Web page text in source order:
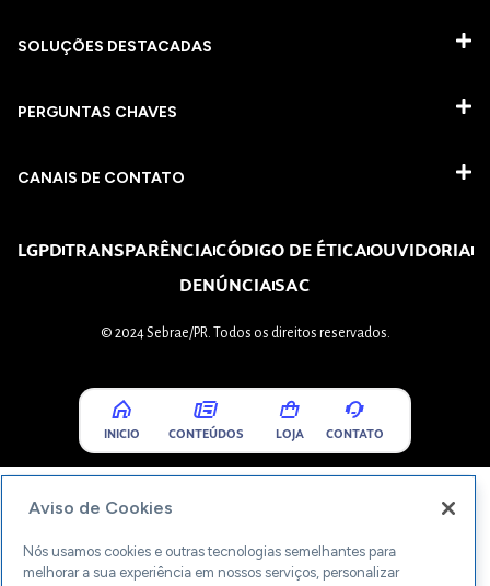
SOLUÇÕES DESTACADAS
PERGUNTAS CHAVES​
CANAIS DE CONTATO
LGPDTRANSPARÊNCIACÓDIGO DE ÉTICAOUVIDORIA
DENÚNCIASAC
© 2024 Sebrae/PR. Todos os direitos reservados.
INICIO CONTEÚDOS LOJA CONTATO
Aviso de Cookies
Nós usamos cookies e outras tecnologias semelhantes para
melhorar a sua experiência em nossos serviços, personalizar